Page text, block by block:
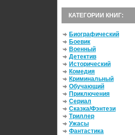
КАТЕГОРИИ КНИГ:
Биографический
Боевик
Военный
Детектив
Исторический
Комедия
Криминальный
Обучающий
Приключения
Сериал
Сказка/Фэнтези
Триллер
Ужасы
Фантастика